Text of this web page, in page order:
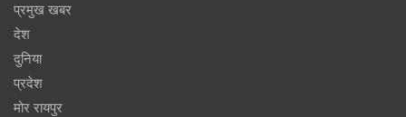
प्रमुख खबर
देश
दुनिया
प्रदेश
मोर रायपुर